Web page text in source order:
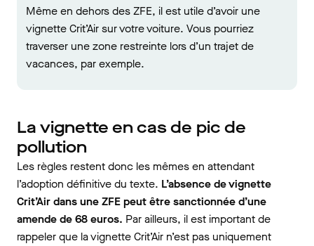
Même en dehors des ZFE, il est utile d’avoir une
vignette Crit’Air sur votre voiture. Vous pourriez
traverser une zone restreinte lors d’un trajet de
vacances, par exemple.
La vignette en cas de pic de
pollution
Les règles restent donc les mêmes en attendant
l’adoption définitive du texte. L’absence de vignette
Crit’Air dans une ZFE peut être sanctionnée d’une
amende de 68 euros. Par ailleurs, il est important de
rappeler que la vignette Crit’Air n’est pas uniquement